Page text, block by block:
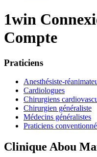
1win
Compte
Praticiens
Anesthésiste-
Cardiologues
Chirurgiens
Chirurgien généraliste
Médecins généralistes
Praticiens
Clinique Abou